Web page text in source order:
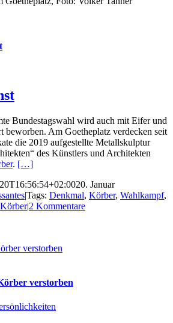
Bundestagswahl wird auch mit Eifer und
beworben. Am Goetheplatz verdecken seit
die 2019 aufgestellte Metallskulptur
des Künstlers und Architekten
. […]
20. Januar
|Tags: Denkmal, Körber, Wahlkampf,
|2 Kommentare
verstorben
verstorben